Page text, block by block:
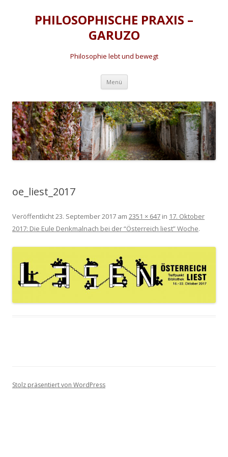
PHILOSOPHISCHE PRAXIS –
GARUZO
Philosophie lebt und bewegt
Menü Zum
springen
oe_liest_2017
Veröffentlicht23. September 2017 am 2351 × 647 in 17. Oktober
2017: Die Eule Denkmalnach bei der “Österreich liest” Woche.
Stolz präsentiert von WordPress